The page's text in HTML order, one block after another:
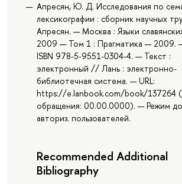
Апресян, Ю. Д. Исследования по
лексикографии : сборник научных
Апресян. — Москва : Языки
2009 — Том 1 : Прагматика — 2009.
ISBN 978-5-9551-0304-4. — Текст :
электронный // Лань : электронно-
библиотечная система. — URL:
https://e.lanbook.com/book/137264
обращения: 00.00.0000). — Режим
авториз. пользователей.
Recommended Additional
Bibliography